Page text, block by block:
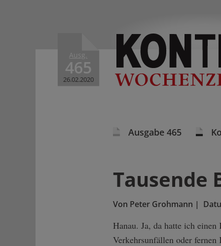
Ausg.
465
26.02.2020
Ausgabe 465
Tausende
Von Peter Grohmann |
Hanau. Ja, da hatte ich
Verkehrsunfällen oder